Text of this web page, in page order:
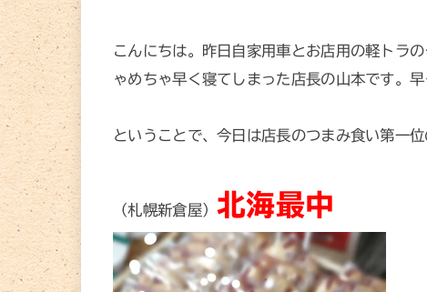
こんにちは。昨日自家用車とお店用の軽トラ
ゃめちゃ早く寝てしまった店長の山本です。
ということで、今日は店長のつまみ食い第一
（札幌新倉屋）北海最中